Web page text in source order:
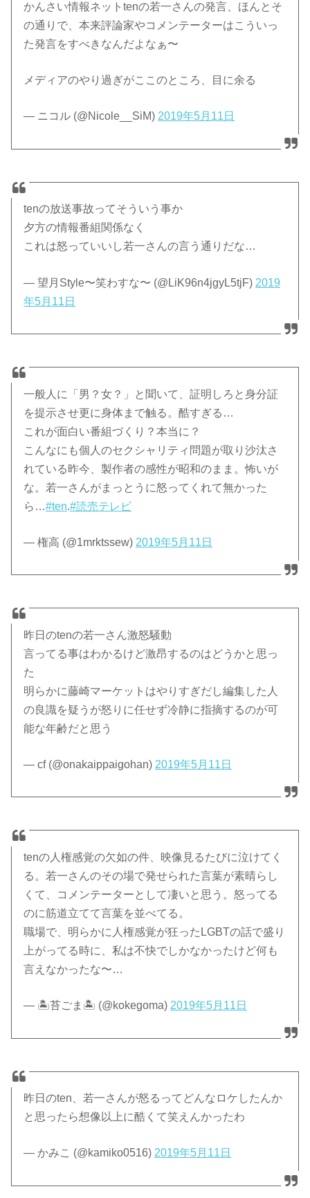
かんさい情報ネットtenの若一さんの発言、ほんとそ
の通りで、本来評論家やコメンテーターはこういっ
た発言をすべきなんだよなぁ〜
メディアのやり過ぎがここのところ、目に余る
— ニコル (@Nicole__SiM) 2019年5月11日
tenの放送事故ってそういう事か
夕方の情報番組関係なく
これは怒っていいし若一さんの言う通りだな…
— 望月Style〜笑わすな〜 (@LiK96n4jgyL5tjF) 2019
年5月11日
一般人に「男？女？」と聞いて、証明しろと身分証
を提示させ更に身体まで触る。酷すぎる…
これが面白い番組づくり？本当に？
こんなにも個人のセクシャリティ問題が取り沙汰さ
れている昨今、製作者の感性が昭和のまま。怖いが
な。若一さんがまっとうに怒ってくれて無かった
ら…#ten.#読売テレビ
— 権高 (@1mrktssew) 2019年5月11日
昨日のtenの若一さん激怒騒動
言ってる事はわかるけど激昂するのはどうかと思っ
た
明らかに藤崎マーケットはやりすぎだし編集した人
の良識を疑うが怒りに任せず冷静に指摘するのが可
能な年齢だと思う
— cf (@onakaippaigohan) 2019年5月11日
tenの人権感覚の欠如の件、映像見るたびに泣けてく
る。若一さんのその場で発せられた言葉が素晴らし
くて、コメンテーターとして凄いと思う。怒ってる
のに筋道立てて言葉を並べてる。
職場で、明らかに人権感覚が狂ったLGBTの話で盛り
上がってる時に、私は不快でしかなかったけど何も
言えなかったな〜…
— 🏝苔ごま🏝 (@kokegoma) 2019年5月11日
昨日のten、若一さんが怒るってどんなロケしたんか
と思ったら想像以上に酷くて笑えんかったわ
— かみこ (@kamiko0516)2019年5月11日